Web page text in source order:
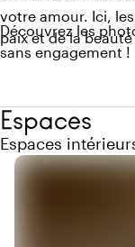
votre amour. Ici,
paix et de la
Découvrez les
sans engagement !
Espaces
Espaces
Quantité de